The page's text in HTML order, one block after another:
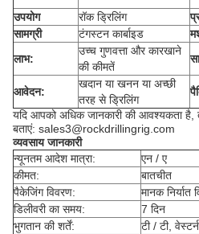
उपयोग
रॉक ड्रिलिंग
सामग्री
टंगस्टन कार्बाइड
लाभ:
उच्च गुणवत्ता और कारखाने
की कीमतें
आवेदन:
खदान या खनन या अच्छी
तरह से ड्रिलिंग
यदि आपको अधिक जानकारी की आवश्यकता है,
बताएं: sales3@rockdrillingrig.com
व्यवसाय जानकारी
न्यूनतम आदेश मात्रा:
एन / ए
कीमत:
बातचीत
पैकेजिंग विवरण:
मानक
डिलीवरी का समय:
7 दिन
भुगतान की शर्तें:
टी / टी,